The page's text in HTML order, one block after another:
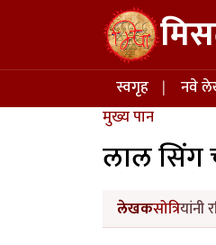
Skip to main content
Main navigation
स्वगृह नवे
मुख्य पान
लाल सिंग
लेखकसोत्रियांनी